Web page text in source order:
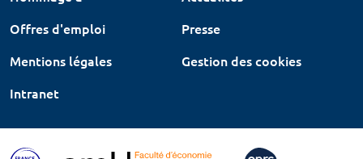
Offres d'emploi
Presse
Mentions légales
Gestion des cookies
Intranet